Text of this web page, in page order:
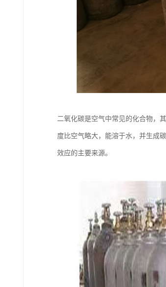
二氧化碳是空气中常见的化合物，
度比空气略大，能溶于水，并生成
效应的主要来源。